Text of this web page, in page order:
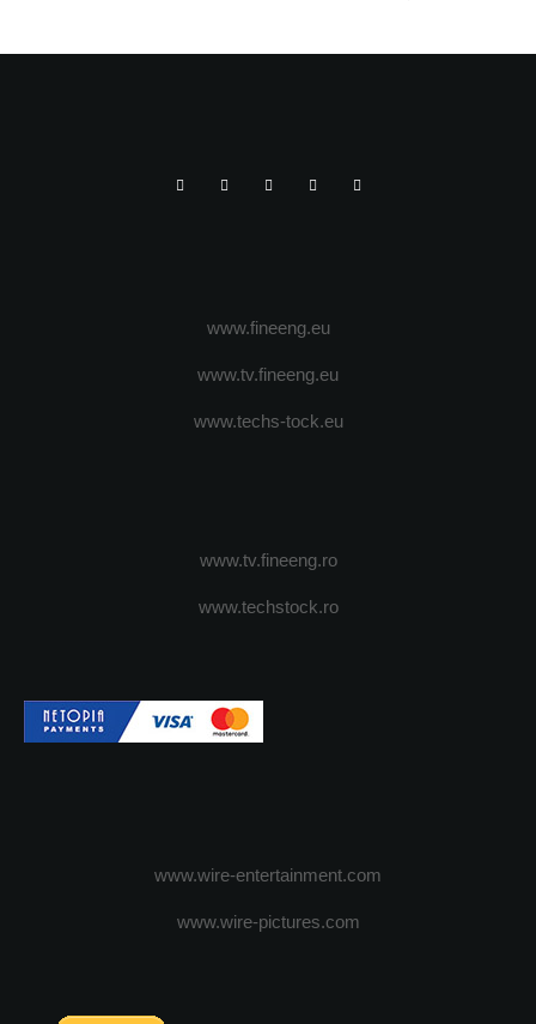
www.fineeng.eu
www.tv.fineeng.eu
www.techs-tock.eu
www.tv.fineeng.ro
www.techstock.ro
www.wire-entertainment.com
www.wire-pictures.com